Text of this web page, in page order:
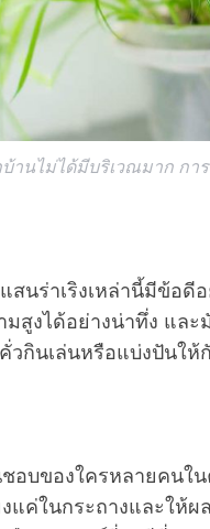
บ้านไม่ได้มีบริเวณมาก ก
นร่าเริงเหล่านี้มีข้อดี
มสูงได้อย่างน่าทึ่ง แล
วกินเล่นหรือแบ่งปันให้
ชอบของใครหลายคน
แค่ในกระถางและให้